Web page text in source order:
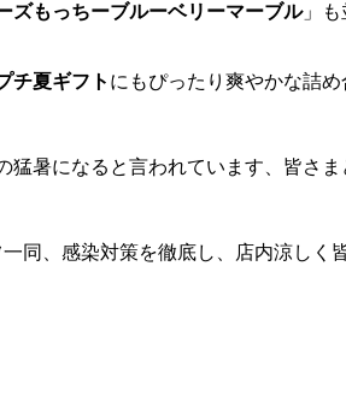
ズもっちーブルーベリーマーブル」も
チ夏ギフト にもぴったり爽やかな詰
猛暑になると言われています、皆さ
同、感染対策を徹底し、店内涼しく